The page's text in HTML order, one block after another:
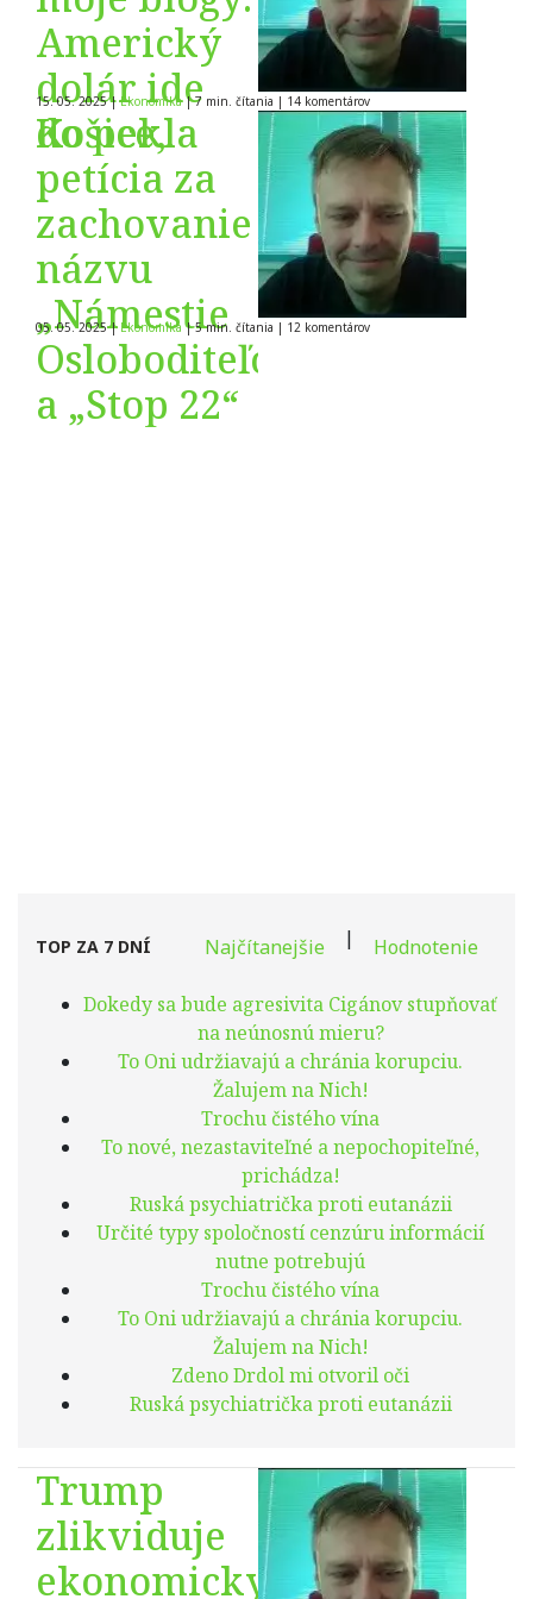
Americký
dolár ide
do pekla
15. 05. 2025| Ekonomika |7 min. čítania | 14 komentárov
Košice,
petícia za
zachovanie
názvu
„Námestie
Osloboditeľov“
a „Stop 22“
05. 05. 2025| Ekonomika |5 min. čítania | 12 komentárov
TOP ZA 7 DNÍ Najčítanejšie | Hodnotenie
Dokedy sa bude agresivita Cigánov stupňovať
na neúnosnú mieru?
To Oni udržiavajú a chránia korupciu.
Žalujem na Nich!
Trochu čistého vína
To nové, nezastaviteľné a nepochopiteľné,
prichádza!
Ruská psychiatrička proti eutanázii
Určité typy spoločností cenzúru informácií
nutne potrebujú
Trochu čistého vína
To Oni udržiavajú a chránia korupciu.
Žalujem na Nich!
Zdeno Drdol mi otvoril oči
Ruská psychiatrička proti eutanázii
Trump
zlikviduje
ekonomicky